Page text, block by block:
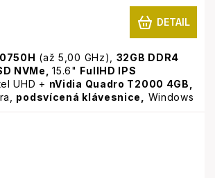
DETAIL
(až 5,00 GHz), 32GB DDR4
NVMe,15.6" FullHD IPS
UHD + nVidia Quadro T2000 4GB,
podsvícená klávesnice,
Windows